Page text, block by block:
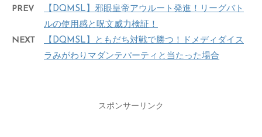
PREV
【DQMSL】邪眼皇帝アウルート発進！リーグバト
ルの使用感と呪文威力検証！
NEXT
【DQMSL】ともだち対戦で勝つ！ドメディダイス
ラみがわりマダンテパーティと当たった場合
スポンサーリンク